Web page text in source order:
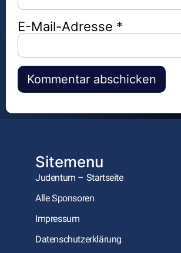
E-Mail-Adresse *
Alternative:
Sitemenu
Judentum – Startseite
Alle Sponsoren
Impressum
Datenschutzerklärung